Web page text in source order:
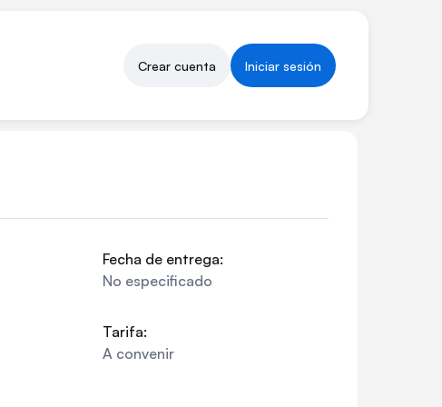
Crear cuenta Iniciar sesión
Fecha de entrega:
No especificado
Tarifa:
A convenir